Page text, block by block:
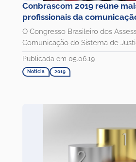
Conbrascom 2019 reúne
profissionais da
O Congresso Brasileiro dos
Comunicação do Sistema de
o #conbrascom2019, reuniu, no...
Publicada em 05.06.19
Notícia 2019